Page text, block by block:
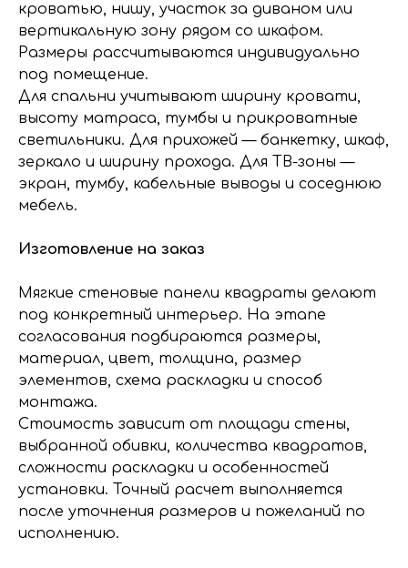
кроватью, нишу, участок за диваном или
вертикальную зону рядом со шкафом.
Размеры рассчитываются индивидуально
под помещение.
Для спальни учитывают ширину кровати,
высоту матраса, тумбы и прикроватные
светильники. Для прихожей — банкетку, шкаф,
зеркало и ширину прохода. Для ТВ-зоны —
экран, тумбу, кабельные выводы и соседнюю
мебель.
Изготовление на заказ
Мягкие стеновые панели квадраты делают
под конкретный интерьер. На этапе
согласования подбираются размеры,
материал, цвет, толщина, размер
элементов, схема раскладки и способ
монтажа.
Стоимость зависит от площади стены,
выбранной обивки, количества квадратов,
сложности раскладки и особенностей
установки. Точный расчет выполняется
после уточнения размеров и пожеланий по
исполнению.